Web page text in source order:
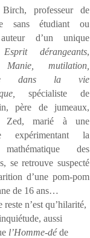
professeur de
sans étudiant ou
d’un unique
Esprit dérangeants,
Manie, mutilation,
dans la vie
spécialiste de
père de jumeaux,
Zed, marié à une
expérimentant la
des
se retrouve suspecté
d’une pom-pom
de 16 ans…
reste n’est qu’hilarité,
aussi
l’Homme-déde